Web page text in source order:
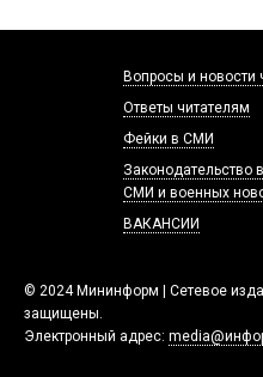
© 2024 Мининформ | Сетевое
защищены.
Электронный адрес:
Вопросы и новости
Ответы читателям
Фейки в СМИ
Законодательство
СМИ и военных
ВАКАНСИИ